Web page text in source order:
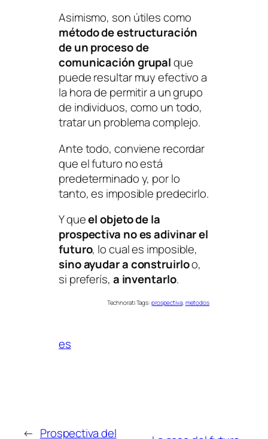
Asimismo, son útiles como
método de estructuración
de un proceso de
comunicación grupalque
puede resultar muy efectivo a
la hora de permitir a un grupo
de individuos, como un todo,
tratar un problema complejo.
Ante todo, conviene recordar
que el futuro no está
predeterminado y, por lo
tanto, es imposible predecirlo.
Y queel objeto de la
prospectiva no es adivinar el
futuro, lo cual es imposible,
sino ayudar a construirloo,
si preferís, a inventarlo.
Technorati Tags: prospectiva, metodos
es
← Prospectiva del